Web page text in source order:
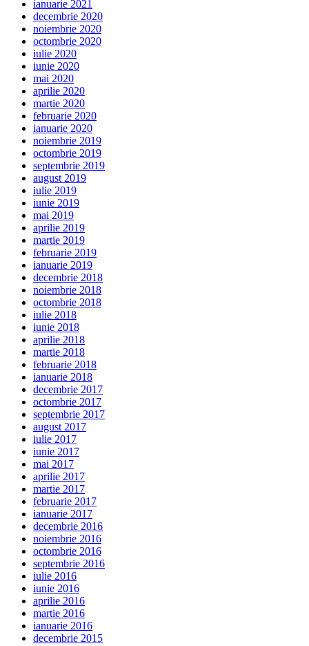
ianuarie 2021
decembrie 2020
noiembrie 2020
octombrie 2020
iulie 2020
iunie 2020
mai 2020
aprilie 2020
martie 2020
februarie 2020
ianuarie 2020
noiembrie 2019
octombrie 2019
septembrie 2019
august 2019
iulie 2019
iunie 2019
mai 2019
aprilie 2019
martie 2019
februarie 2019
ianuarie 2019
decembrie 2018
noiembrie 2018
octombrie 2018
iulie 2018
iunie 2018
aprilie 2018
martie 2018
februarie 2018
ianuarie 2018
decembrie 2017
octombrie 2017
septembrie 2017
august 2017
iulie 2017
iunie 2017
mai 2017
aprilie 2017
martie 2017
februarie 2017
ianuarie 2017
decembrie 2016
noiembrie 2016
octombrie 2016
septembrie 2016
iulie 2016
iunie 2016
aprilie 2016
martie 2016
ianuarie 2016
decembrie 2015